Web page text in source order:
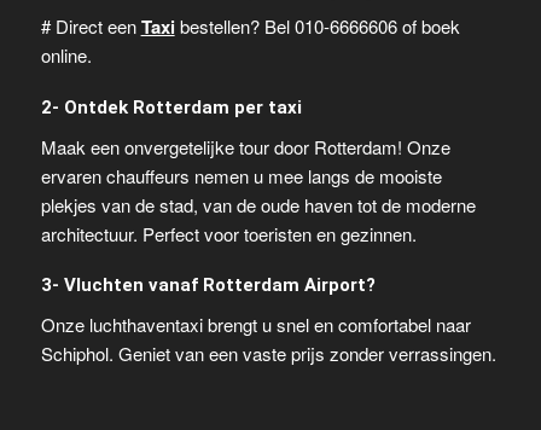
# Direct eenTaxibestellen? Bel 010-6666606 of boek
online.
2- Ontdek Rotterdam per taxi
Maak een onvergetelijke tour door Rotterdam! Onze
ervaren chauffeurs nemen u mee langs de mooiste
plekjes van de stad, van de oude haven tot de moderne
architectuur. Perfect voor toeristen en gezinnen.
3- Vluchten vanaf Rotterdam Airport?
Onze luchthaventaxi brengt u snel en comfortabel naar
Schiphol. Geniet van een vaste prijs zonder verrassingen.